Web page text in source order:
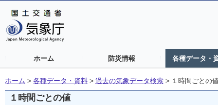
ホーム 防災情報 各種データ・
ホーム > 各種データ・資料 > 過去の気象データ検索 > １時間ごとの
１時間ごとの値